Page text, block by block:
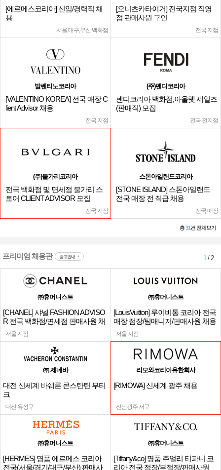
[에르메스코리아] 신입/경력직 채
용
서울,대구,부산 백화점
[오니츠카타이거] 전국지점 직영
점 판매사원 구인
전국 지점
발렌티노코리아
[VALENTINO KOREA] 전국 매장 C
lient Advisor 채용
전국 지점
(주)펜디코리아
펜디코리아 백화점,아울렛 세일즈
(판매직) 모집
전국 전지점
(주)불가리코리아
전국 백화점 및 면세점 불가리 스
토어 CLIENT ADVISOR 모집
전국 지점
스톤아일랜드코리아
[STONE ISLAND] 스톤아일랜드
전국 매장 전 직급 채용
전국 매장
총31건 전체보기
프리미엄 채용관 광고안내 1/ 2
㈜휴머니스트
[CHANEL] 샤넬 FASHION ADVISO
R 전국 백화점/면세점 판매사원 채
용
서울 지점
㈜휴머니스트
[LouisVuitton] 루이비통 코리아 전국
매장 점장/팀매니저/판매사원 채용
서울 지점
㈜ 제네바
대전 신세계 바쉐론 콘스탄틴 부티
크
대전 유성구
리모와코리아유한회사
[RIMOWA] 신세계 광주 채용
전남광주 서구
㈜휴머니스트
[HERMES] 명품 에르메스 코리아
전국(서울/경기/대구/부산) 판매사
㈜휴머니스트
[Tiffany&co] 명품 주얼리 티파니 코
리아 전국 점장/부점장/판매사원